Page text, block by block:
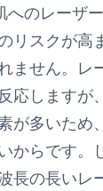
へのレーザ
リスクが高
ません。レ
応しますが
が多いため
からです。
長の長いレ